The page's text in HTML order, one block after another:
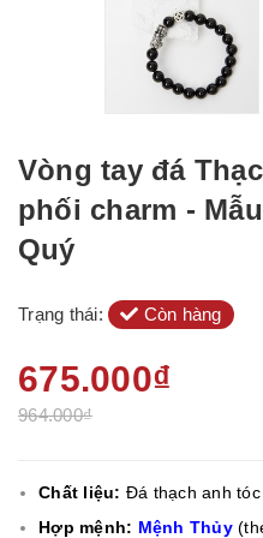
Vòng tay đá
phối charm -
Quý
Trạng thái: Còn hàng
675.000₫
964.000₫
Chất liệu: Đá thạch anh tóc
Hợp mệnh: Mệnh Thủy